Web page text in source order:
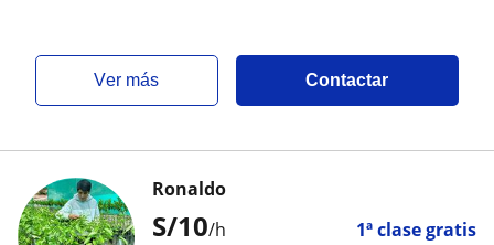
ver más Contactar
S/10/h 1ª clase gratis
Ronaldo